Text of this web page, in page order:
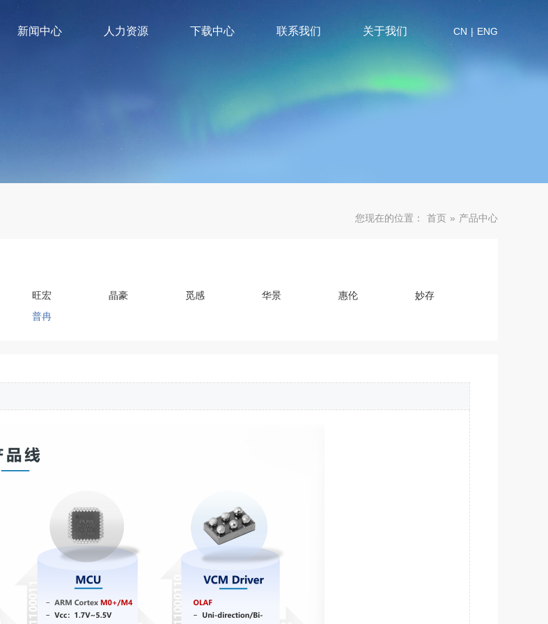
新闻中心 人力资源 下载中心 联系我们 关于我们 CN | ENG
您现在的位置： 首页 » 产品中心
旺宏 晶豪 觅感 华景 惠伦
妙存
普冉